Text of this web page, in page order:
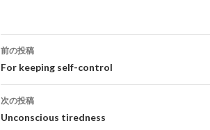
投
稿
ナ
ビ
前の投稿
For keeping self-control
次の投稿
Unconscious tiredness